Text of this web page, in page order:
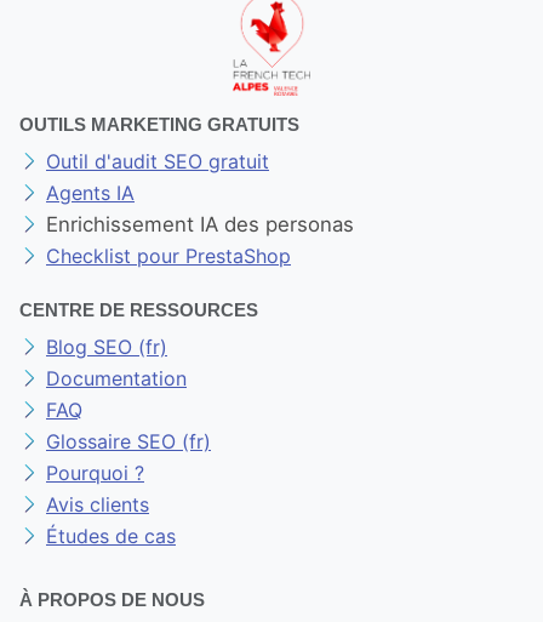
OUTILS MARKETING GRATUITS
Outil d'audit SEO gratuit
Agents IA
Enrichissement IA des personas
Checklist pour PrestaShop
CENTRE DE RESSOURCES
Blog SEO (fr)
Documentation
FAQ
Glossaire SEO (fr)
Pourquoi ?
Avis clients
Études de cas
À PROPOS DE NOUS